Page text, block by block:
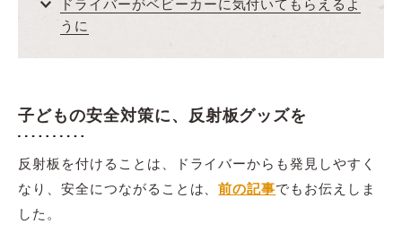
うに
子どもの安全対策に、反射板グッズを
反射板を付けることは、ドライバーからも発見しやすく
なり、安全につながることは、前の記事でもお伝えしま
した。